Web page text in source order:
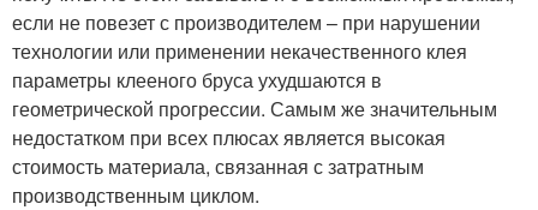
если не повезет с производителем – при нарушении
технологии или применении некачественного клея
параметры клееного бруса ухудшаются в
геометрической прогрессии. Самым же значительным
недостатком при всех плюсах является высокая
стоимость материала, связанная с затратным
производственным циклом.